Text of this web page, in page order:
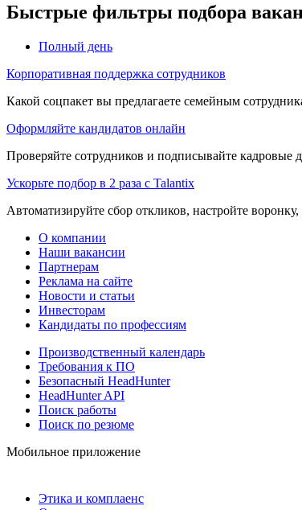
Быстрые фильтры подбора
Полный день
Корпоративная поддержка сотрудников
Какой соцпакет вы предлагаете семейным
Оформляйте кандидатов онлайн
Проверяйте сотрудников и подписывайте кадровые
Ускорьте подбор в 2 раза с Talantix
Автоматизируйте сбор откликов, настройте
О компании
Наши вакансии
Партнерам
Реклама на сайте
Новости и статьи
Инвесторам
Кандидаты по профессиям
Производственный календарь
Требования к ПО
Безопасный HeadHunter
HeadHunter API
Поиск работы
Поиск по резюме
Мобильное приложение
Этика и комплаенс